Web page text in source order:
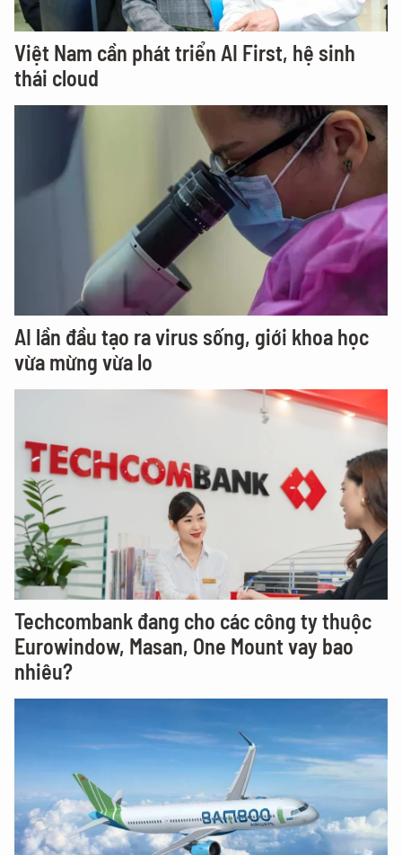
Việt Nam cần phát triển AI First, hệ sinh
thái cloud
AI lần đầu tạo ra virus sống, giới khoa học
vừa mừng vừa lo
Techcombank đang cho các công ty thuộc
Eurowindow, Masan, One Mount vay bao
nhiêu?